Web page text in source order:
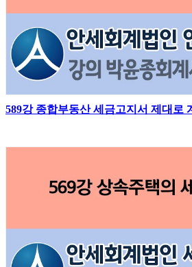
589강 종합부동산 세금고지서 제대로